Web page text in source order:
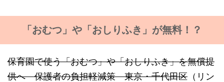
「おむつ」や「おしりふき」が無料！？
保育園で使う「おむつ」や「おしりふき」を無償提
供へ 保護者の負担軽減策 東京・千代田区 （リン